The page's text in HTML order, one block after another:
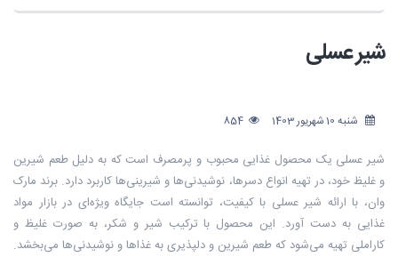
شیر عسلی
شنبه 10 شهریور 1403
شیر عسلی یک محصول غذایی محبوب و پرمصرف است که به دلیل طعم شیرین
و غلیظ خود، در تهیه انواع دسرها، نوشیدنی‌ها و شیرینی‌ها کاربرد دارد. برند مارک
وان، با ارائه شیر عسلی با کیفیت، توانسته است جایگاه ویژه‌ای در بازار مواد
غذایی به دست آورد. این محصول با ترکیب شیر و شکر، به صورت غلیظ و
کاراملی تهیه می‌شود که طعم شیرین و دلپذیری به غذاها و نوشیدنی‌ها می‌بخشد.